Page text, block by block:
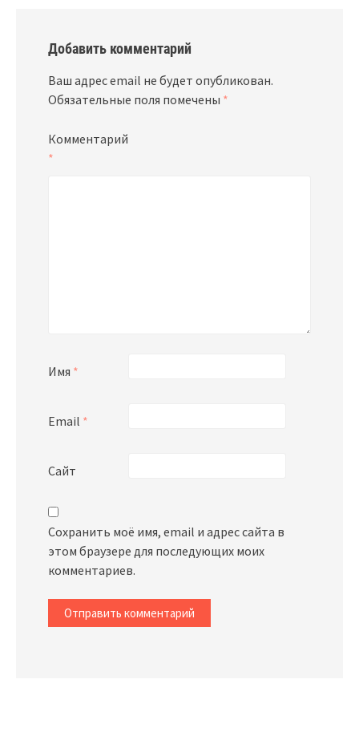
Добавить комментарий
Ваш адрес email не будет опубликован.
Обязательные поля помечены *
Комментарий
*
Имя *
Email *
Сайт
Сохранить моё имя, email и адрес сайта в
этом браузере для последующих моих
комментариев.